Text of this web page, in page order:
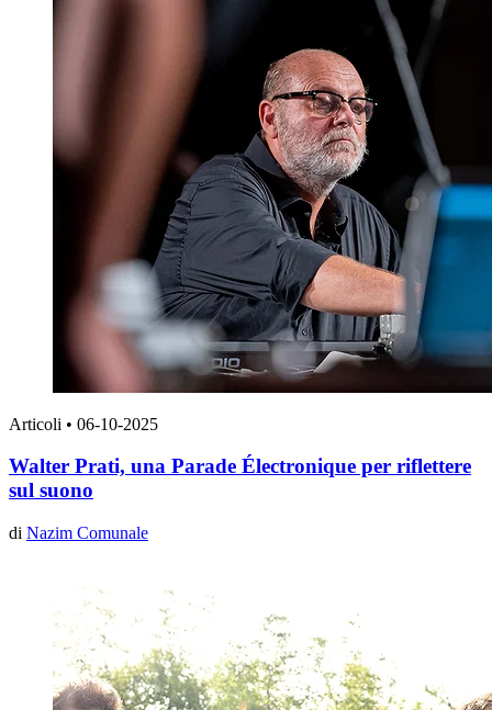
Articoli • 06-10-2025
Walter Prati, una Parade Électronique per riflettere
sul suono
di Nazim Comunale